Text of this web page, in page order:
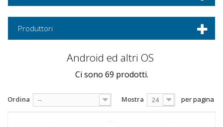
Produttori
Android ed altri OS
Ci sono 69 prodotti.
Ordina -- Mostra 24 per pagina